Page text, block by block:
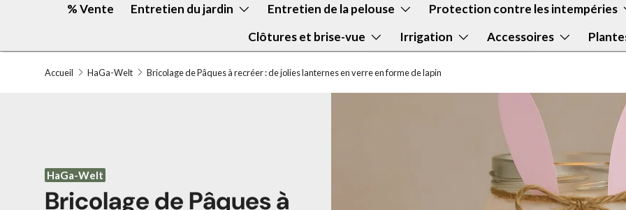
% Vente Entretien du jardin Entretien de la pelouse Protection contre les intempéries
Clôtures et brise-vue
Irrigation Accessoires
Accueil HaGa-Welt Bricolage de Pâques à recréer : de jolies lanternes en verre en forme de lapin
HaGa-Welt
Bricolage de Pâques à